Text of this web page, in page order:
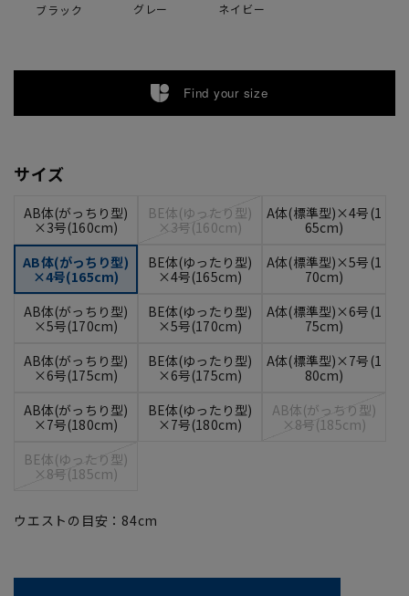
ブラック グレー ネイビー
Find your size
サイズ
AB体(がっちり型)
×3号(160cm)
BE体(ゆったり型)
×3号(160cm)
A体(標準型)×4号(1
65cm)
AB体(がっちり型)
×4号(165cm)
BE体(ゆったり型)
×4号(165cm)
A体(標準型)×5号(1
70cm)
AB体(がっちり型)
×5号(170cm)
BE体(ゆったり型)
×5号(170cm)
A体(標準型)×6号(1
75cm)
AB体(がっちり型)
×6号(175cm)
BE体(ゆったり型)
×6号(175cm)
A体(標準型)×7号(1
80cm)
AB体(がっちり型)
×7号(180cm)
BE体(ゆったり型)
×7号(180cm)
AB体(がっちり型)
×8号(185cm)
BE体(ゆったり型)
×8号(185cm)
ウエストの目安： 84cm